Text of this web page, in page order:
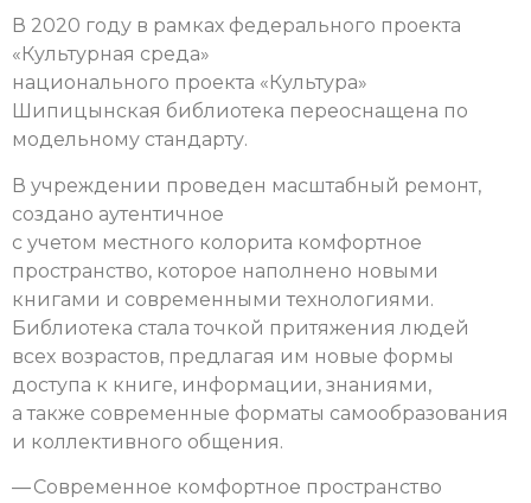
В 2020 году в рамках федерального проекта
«Культурная среда»
национального проекта «Культура»
Шипицынская библиотека переоснащена по
модельному стандарту.
В учреждении проведен масштабный ремонт,
создано аутентичное
с учетом местного колорита комфортное
пространство, которое наполнено новыми
книгами и современными технологиями.
Библиотека стала точкой притяжения людей
всех возрастов, предлагая им новые формы
доступа к книге, информации, знаниями,
а также современные форматы самообразования
и коллективного общения.
— Современное комфортное пространство